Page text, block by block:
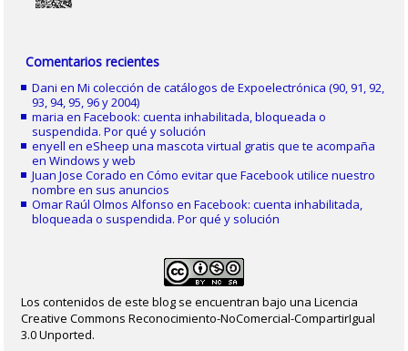
Comentarios recientes
Dani enMi colección de catálogos de Expoelectrónica (90, 91, 92,
93, 94, 95, 96 y 2004)
maria enFacebook: cuenta inhabilitada, bloqueada o
suspendida. Por qué y solución
enyell eneSheep una mascota virtual gratis que te acompaña
en Windows y web
Juan Jose Corado enCómo evitar que Facebook utilice nuestro
nombre en sus anuncios
Omar Raúl Olmos Alfonso enFacebook: cuenta inhabilitada,
bloqueada o suspendida. Por qué y solución
Los contenidos de este blog se encuentran bajo una Licencia
Creative Commons Reconocimiento-NoComercial-CompartirIgual
3.0 Unported.